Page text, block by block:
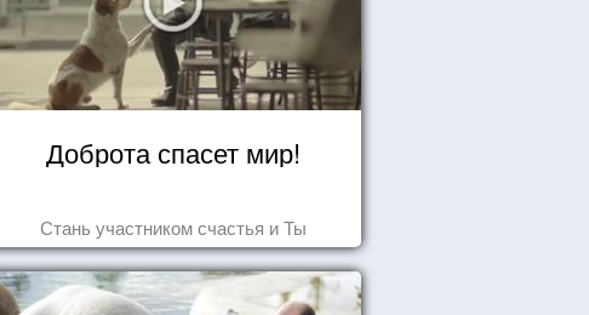
Доброта спасет мир!
Стань участником счастья и Ты